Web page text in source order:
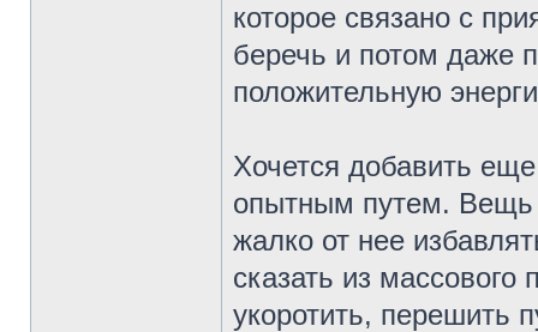
которое связано с
беречь и потом даже
положительную
Хочется добавить
опытным путем. Вещь
жалко от нее
сказать из массового
укоротить, перешить